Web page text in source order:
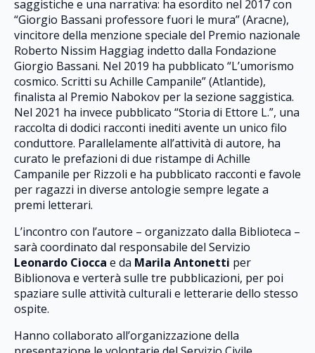
saggistiche e una narrativa: ha esordito nel 2017 con
“Giorgio Bassani professore fuori le mura” (Aracne),
vincitore della menzione speciale del Premio nazionale
Roberto Nissim Haggiag indetto dalla Fondazione
Giorgio Bassani. Nel 2019 ha pubblicato “L’umorismo
cosmico. Scritti su Achille Campanile” (Atlantide),
finalista al Premio Nabokov per la sezione saggistica.
Nel 2021 ha invece pubblicato “Storia di Ettore L.”, una
raccolta di dodici racconti inediti avente un unico filo
conduttore. Parallelamente all’attività di autore, ha
curato le prefazioni di due ristampe di Achille
Campanile per Rizzoli e ha pubblicato racconti e favole
per ragazzi in diverse antologie sempre legate a
premi letterari.
L’incontro con l’autore – organizzato dalla Biblioteca –
sarà coordinato dal responsabile del Servizio
Leonardo Ciocca e da Marila Antonetti per
Biblionova e verterà sulle tre pubblicazioni, per poi
spaziare sulle attività culturali e letterarie dello stesso
ospite.
Hanno collaborato all’organizzazione della